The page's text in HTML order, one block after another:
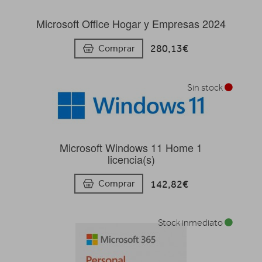
Microsoft Office Hogar y Empresas 2024
Comprar 280,13€
Microsoft Windows 11 Home 1
licencia(s)
Comprar 142,82€
Sin stock
Stock inmediato